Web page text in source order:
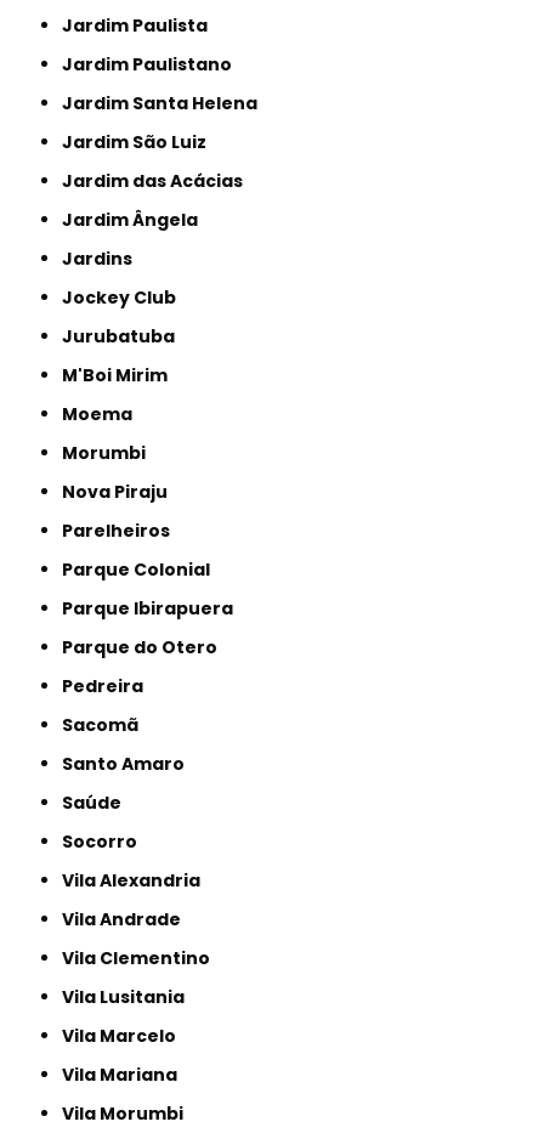
Jardim Paulista
Jardim Paulistano
Jardim Santa Helena
Jardim São Luiz
Jardim das Acácias
Jardim Ângela
Jardins
Jockey Club
Jurubatuba
M'Boi Mirim
Moema
Morumbi
Nova Piraju
Parelheiros
Parque Colonial
Parque Ibirapuera
Parque do Otero
Pedreira
Sacomã
Santo Amaro
Saúde
Socorro
Vila Alexandria
Vila Andrade
Vila Clementino
Vila Lusitania
Vila Marcelo
Vila Mariana
Vila Morumbi